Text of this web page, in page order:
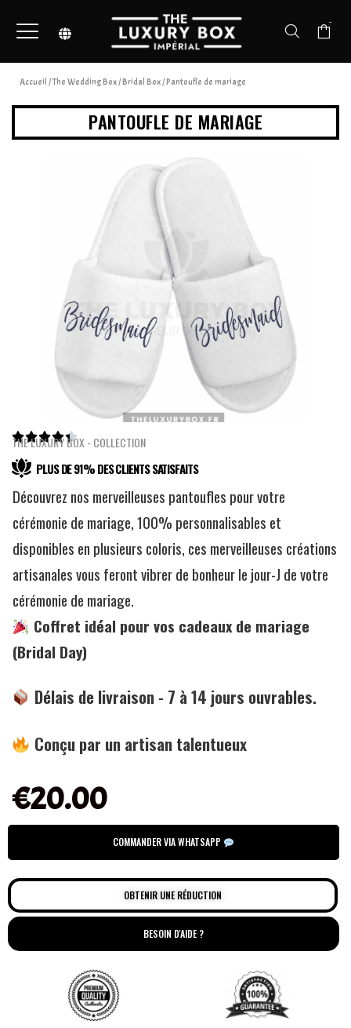
-
Accueil /The Wedding Box/Bridal Box/ Pantoufle de mariage
PANTOUFLE DE MARIAGE

THE LUXURY BOX - COLLECTION
PLUS DE 91% DES CLIENTS SATISFAITS
Découvrez nos merveilleuses pantoufles pour votre
cérémonie de mariage, 100% personnalisables et
disponibles en plusieurs coloris, ces merveilleuses créations
artisanales vous feront vibrer de bonheur le jour-J de votre
cérémonie de mariage.
Coffret idéal pour vos cadeaux de mariage
(Bridal Day)
Délais de livraison - 7 à 14 jours ouvrables.
Conçu par un artisan talentueux
€20.00
COMMANDER VIA WHATSAPP
OBTENIR UNE RÉDUCTION
BESOIN D'AIDE ?